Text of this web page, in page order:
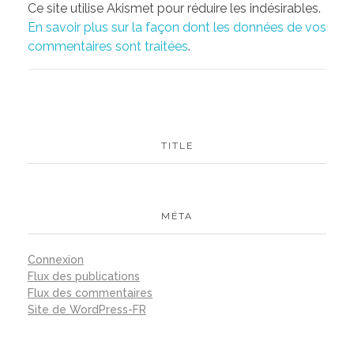
Ce site utilise Akismet pour réduire les indésirables.
En savoir plus sur la façon dont les données de vos
commentaires sont traitées.
TITLE
MÉTA
Connexion
Flux des publications
Flux des commentaires
Site de WordPress-FR